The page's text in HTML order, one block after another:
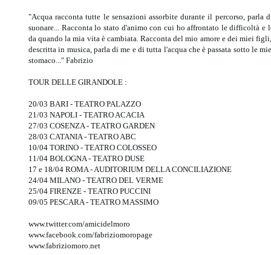
"Acqua racconta tutte le sensazioni assorbite durante il percorso,
suonare... Racconta lo stato d'animo con cui ho affrontato le difficoltà e
da quando la mia vita è cambiata. Racconta del mio amore e dei miei
descritta in musica, parla di me e di tutta l'acqua che è passata sotto le
stomaco..." Fabrizio
TOUR DELLE GIRANDOLE :
20/03 BARI - TEATRO PALAZZO
21/03 NAPOLI - TEATRO ACACIA
27/03 COSENZA - TEATRO GARDEN
28/03 CATANIA - TEATRO ABC
10/04 TORINO - TEATRO COLOSSEO
11/04 BOLOGNA - TEATRO DUSE
17 e 18/04 ROMA - AUDITORIUM DELLA CONCILIAZIONE
24/04 MILANO - TEATRO DEL VERME
25/04 FIRENZE - TEATRO PUCCINI
09/05 PESCARA - TEATRO MASSIMO
www.twitter.com/amicidelmoro
www.facebook.com/fabriziomoropage
www.fabriziomoro.net